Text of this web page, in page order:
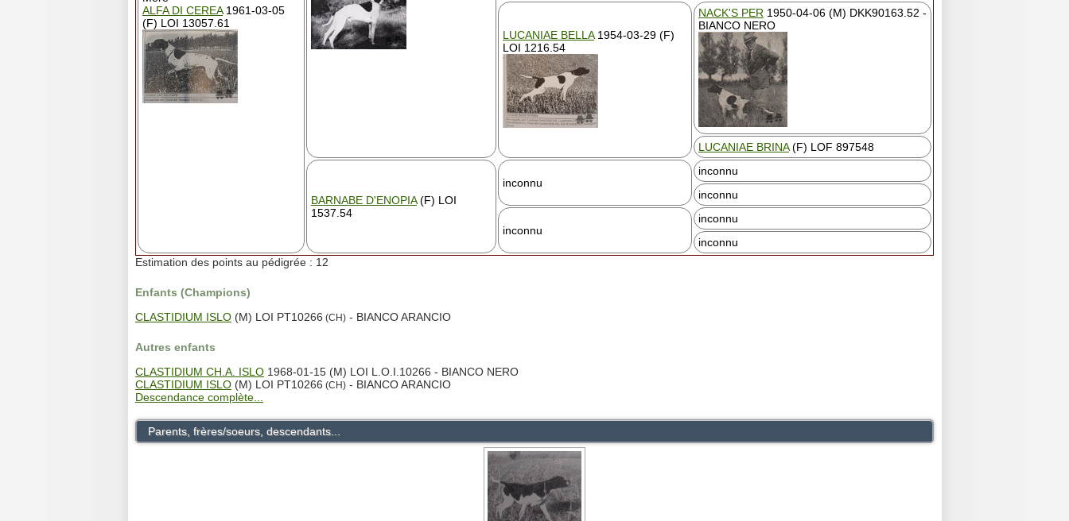
ALFA DI CEREA1961-03-05
(F) LOI 13057.61
LUCANIAE BELLA1954-03-29 (F)
LOI 1216.54
NACK'S PER 1950-04-06 (M) DKK90163.52 -
BIANCO NERO
LUCANIAE BRINA(F) LOF 897548
BARNABE D'ENOPIA(F) LOI
1537.54
inconnu
inconnu
inconnu
inconnu
inconnu
inconnu
Estimation des points au pédigrée : 12
Enfants (Champions)
CLASTIDIUM ISLO (M) LOI PT10266 (CH) - BIANCO ARANCIO
Autres enfants
CLASTIDIUM CH.A. ISLO 1968-01-15 (M) LOI L.O.I.10266 - BIANCO NERO
CLASTIDIUM ISLO (M) LOI PT10266 (CH) - BIANCO ARANCIO
Descendance complète...
Parents, frères/soeurs, descendants...